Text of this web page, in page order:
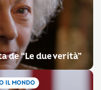
de “Le due verità”
IL MONDO